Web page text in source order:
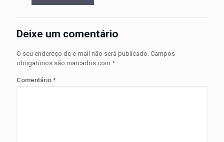
Deixe um comentário
O seu endereço de e-mail não será publicado. Campos
obrigatórios são marcados com *
Comentário *